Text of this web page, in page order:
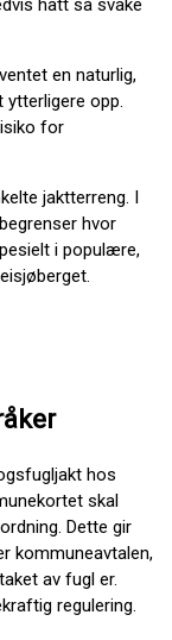
hatt så svake
en naturlig,
ytterligere opp.
for
jaktterreng. I
hvor
i populære,
hos
skal
Dette gir
kommuneavtalen,
av fugl er.
regulering.